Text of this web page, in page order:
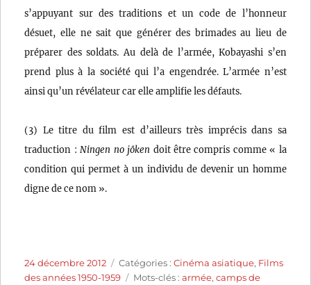
s’appuyant sur des traditions et un code de l’honneur
désuet, elle ne sait que générer des brimades au lieu de
préparer des soldats. Au delà de l’armée, Kobayashi s’en
prend plus à la société qui l’a engendrée. L’armée n’est
ainsi qu’un révélateur car elle amplifie les défauts.
(3) Le titre du film est d’ailleurs très imprécis dans sa
traduction : Ningen no jôken doit être compris comme « la
condition qui permet à un individu de devenir un homme
digne de ce nom ».
Publié
le
24 décembre 2012 Catégories
Catégories :Cinéma asiatique, Films
des années 1950-1959
Étiquettes
Mots-clés :armée,camps de